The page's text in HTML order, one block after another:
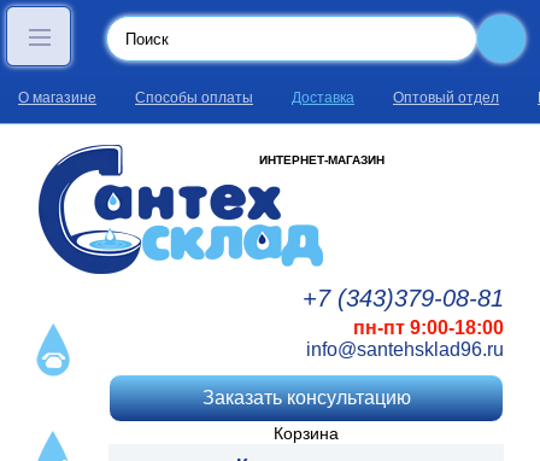
О магазине Способы оплаты Доставка Оптовый отдел
ИНТЕРНЕТ-МАГАЗИН
+7 (343)379-08-81
пн-пт 9:00-18:00
info@santehsklad96.ru
Заказать консультацию
Корзина